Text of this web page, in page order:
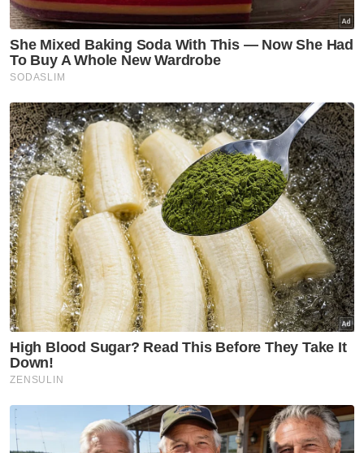
mereka keluar lewat petang hingga malam
menaiki bot tanpa ada nombor pendaftaran
untuk pungut kerang diternak di kawasan
kami.
Artikel Berkaitan:
[VIDEO] ‘Agong berkenan santap nasi lemak paru,
rendang kerang’
82 individu dirakam percakapan kes banduan mati di
Penjara Taiping
Diskaun tol 50 peratus buah tangan kerajaan
kepada pengguna lebuh raya
"Apabila laporan polis dibuat, tiada tindakan
boleh diambil kerana isu TOL ini," katanya.
Tambah beliau, sekiranya tidak ditangani
dengan baik isu tersebut ia akan
mencetuskan pergaduhan dalam kalangan
komuniti nelayan.
Bagi Ahli Lembaga Pengarah Persatuan
Nelayan Manjung Utara, Faizul Sofian